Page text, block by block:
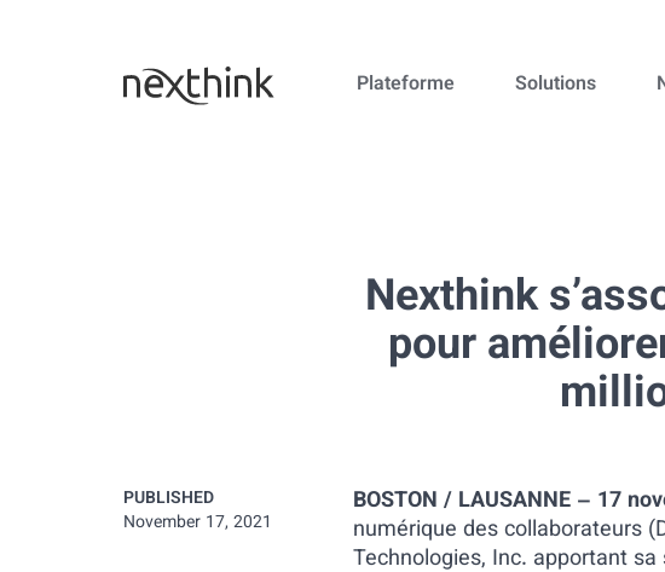
Plateforme Solutions
Nexthink
pour
PUBLISHED
November 17, 2021
BOSTON / LAUSANNE – 17
numérique des collaborateurs
Technologies, Inc. apportant